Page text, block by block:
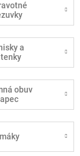
a
obuv